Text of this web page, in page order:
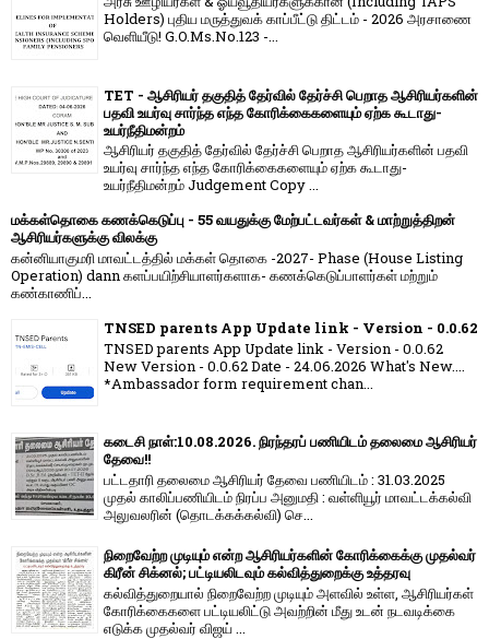
Holders) புதிய மருத்துவக் காப்பீட்டு திட்டம் - 2026 அரசாணை
வெளியீடு! G.O.Ms.No.123 -...
TET - ஆசிரியர் தகுதித் தேர்வில் தேர்ச்சி பெறாத ஆசிரியர்களின்
பதவி உயர்வு சார்ந்த எந்த கோரிக்கைகளையும் ஏற்க கூடாது-
உயர்நீதிமன்றம்
ஆசிரியர் தகுதித் தேர்வில் தேர்ச்சி பெறாத ஆசிரியர்களின் பதவி
உயர்வு சார்ந்த எந்த கோரிக்கைகளையும் ஏற்க கூடாது-
உயர்நீதிமன்றம் Judgement Copy ...
மக்கள்தொகை கணக்கெடுப்பு - 55 வயதுக்கு மேற்பட்டவர்கள் & மாற்றுத்திறன்
ஆசிரியர்களுக்கு விலக்கு
கன்னியாகுமரி மாவட்டத்தில் மக்கள் தொகை -2027- Phase (House Listing
Operation) dann களப்பயிற்சியாளர்களாக- கணக்கெடுப்பாளர்கள் மற்றும்
கண்காணிப்...
TNSED parents App Update link - Version - 0.0.62
TNSED parents App Update link - Version - 0.0.62
New Version - 0.0.62 Date - 24.06.2026 What's New....
*Ambassador form requirement chan...
கடைசி நாள்:10.08.2026. நிரந்தரப் பணியிடம் தலைமை ஆசிரியர்
தேவை!!
பட்டதாரி தலைமை ஆசிரியர் தேவை பணியிடம் : 31.03.2025
முதல் காலிப்பணியிடம் நிரப்ப அனுமதி : வள்ளியூர் மாவட்டக்கல்வி
அலுவலரின் (தொடக்கக்கல்வி) செ...
நிறைவேற்ற முடியும் என்ற ஆசிரியர்களின் கோரிக்கைக்கு முதல்வர்
கிரீன் சிக்னல்; பட்டியலிடவும் கல்வித்துறைக்கு உத்தரவு
கல்வித்துறையால் நிறைவேற்ற முடியும் அளவில் உள்ள, ஆசிரியர்கள்
கோரிக்கைகளை பட்டியலிட்டு அவற்றின் மீது உடன் நடவடிக்கை
எடுக்க முதல்வர் விஜய் ...